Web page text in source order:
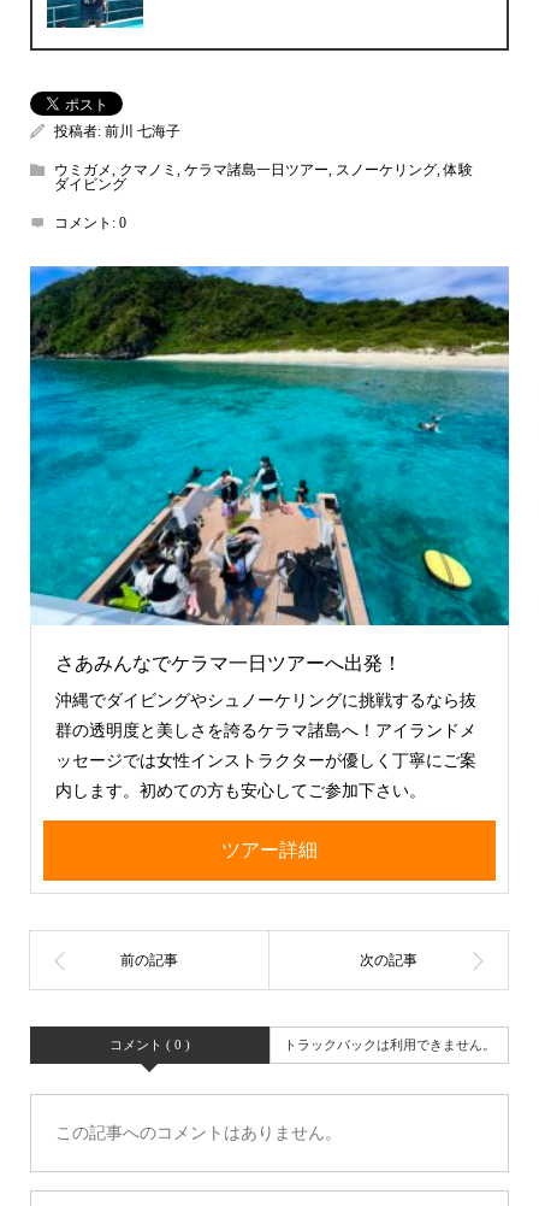
投稿者: 前川 七海子
ウミガメ クマノミ ケラマ諸島一日ツアー スノーケリング,体験
ダイビング
コメント: 0
さあみんなでケラマ一日ツアーへ出発！
沖縄でダイビングやシュノーケリングに挑戦するなら抜
群の透明度と美しさを誇るケラマ諸島へ！アイランドメ
ッセージでは女性インストラクターが優しく丁寧にご案
内します。初めての方も安心してご参加下さい。
ツアー詳細
コメント ( 0 ) トラックバックは利用できません。
この記事へのコメントはありません。